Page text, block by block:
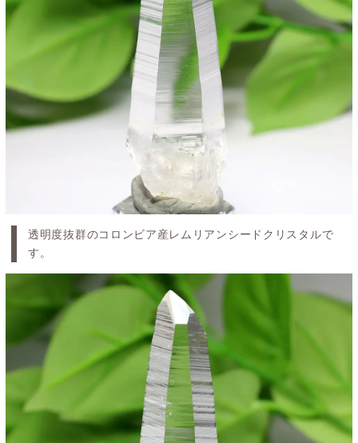
透明度抜群のコロンビア産レムリアンシードクリスタルで
す。